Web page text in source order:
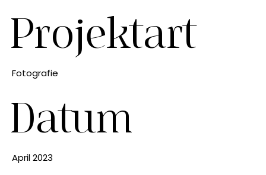
Projektart
Fotografie
Datum
April 2023